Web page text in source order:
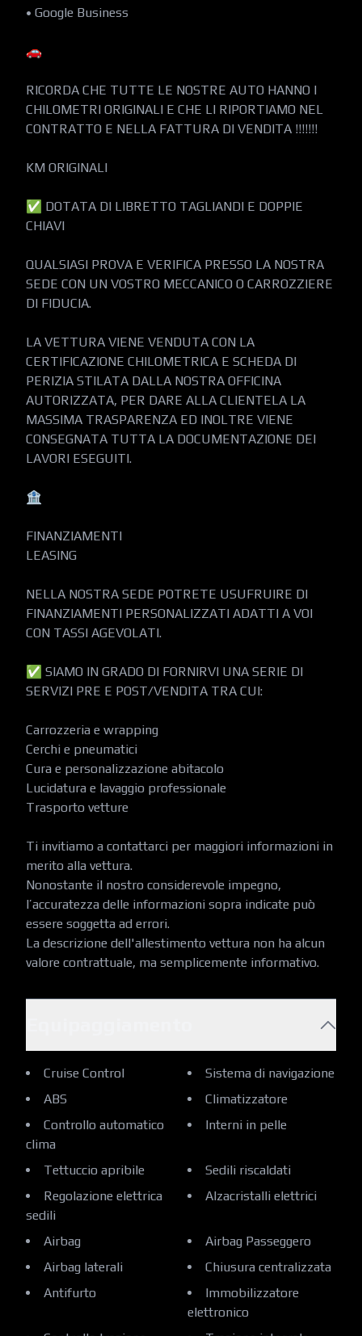
• Google Business
🚗
RICORDA CHE TUTTE LE NOSTRE AUTO HANNO I
CHILOMETRI ORIGINALI E CHE LI RIPORTIAMO NEL
CONTRATTO E NELLA FATTURA DI VENDITA !!!!!!!
KM ORIGINALI
✅ DOTATA DI LIBRETTO TAGLIANDI E DOPPIE
CHIAVI
QUALSIASI PROVA E VERIFICA PRESSO LA NOSTRA
SEDE CON UN VOSTRO MECCANICO O CARROZZIERE
DI FIDUCIA.
LA VETTURA VIENE VENDUTA CON LA
CERTIFICAZIONE CHILOMETRICA E SCHEDA DI
PERIZIA STILATA DALLA NOSTRA OFFICINA
AUTORIZZATA, PER DARE ALLA CLIENTELA LA
MASSIMA TRASPARENZA ED INOLTRE VIENE
CONSEGNATA TUTTA LA DOCUMENTAZIONE DEI
LAVORI ESEGUITI.
🏦
FINANZIAMENTI
LEASING
NELLA NOSTRA SEDE POTRETE USUFRUIRE DI
FINANZIAMENTI PERSONALIZZATI ADATTI A VOI
CON TASSI AGEVOLATI.
✅ SIAMO IN GRADO DI FORNIRVI UNA SERIE DI
SERVIZI PRE E POST/VENDITA TRA CUI:
Carrozzeria e wrapping
Cerchi e pneumatici
Cura e personalizzazione abitacolo
Lucidatura e lavaggio professionale
Trasporto vetture
Ti invitiamo a contattarci per maggiori informazioni in
merito alla vettura.
Nonostante il nostro considerevole impegno,
l’accuratezza delle informazioni sopra indicate può
essere soggetta ad errori.
La descrizione dell'allestimento vettura non ha alcun
valore contrattuale, ma semplicemente informativo.
Cruise Control
Sistema di navigazione
ABS
Climatizzatore
Controllo automatico
clima
Interni in pelle
Tettuccio apribile
Sedili riscaldati
Regolazione elettrica
sedili
Alzacristalli elettrici
Airbag
Airbag Passeggero
Airbag laterali
Chiusura centralizzata
Antifurto
Immobilizzatore
elettronico